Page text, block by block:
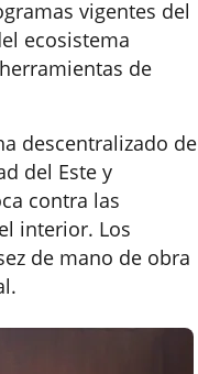
vigentes del
ecosistema
de
descentralizado de
del Este y
contra las
interior. Los
de mano de obra